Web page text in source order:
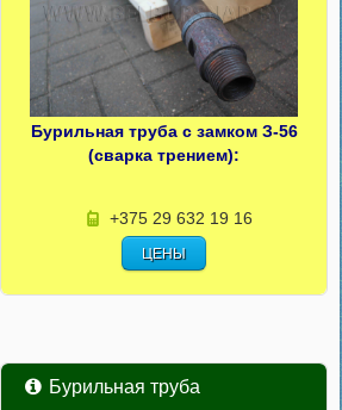
Бурильная труба с замком З-56
(сварка трением):
+375 29 632 19 16
ЦЕНЫ
Бурильная труба